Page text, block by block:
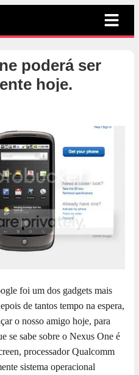
poderá ser
hoje.
foi um dos gadgets mais
de tantos tempo na espera,
o nosso amigo hoje, para
se sabe sobre o Nexus One é
processador Qualcomm
sistema operacional